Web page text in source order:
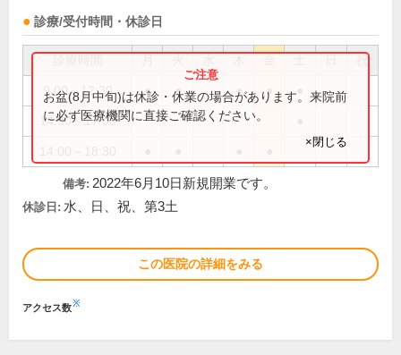
診療/受付時間・休診日
祝
9:00～12:30 ● ● ● ●
14:00～17:00
お盆(8月中旬)は休診・休業の場合があります。来院前
に必ず医療機関に直接ご確認ください。
×閉じる
備考: 2022年6月10日新規開業です。
休診日: 水、日、祝、第3土
この医院の詳細をみる
アクセス数※